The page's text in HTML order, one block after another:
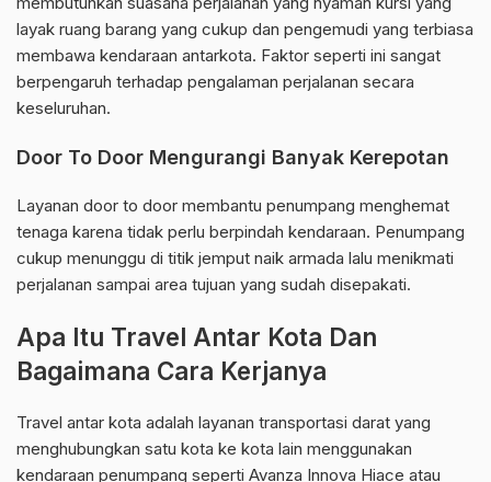
layak ruang barang yang cukup dan pengemudi yang terbiasa
membawa kendaraan antarkota. Faktor seperti ini sangat
berpengaruh terhadap pengalaman perjalanan secara
keseluruhan.
Door To Door Mengurangi Banyak Kerepotan
Layanan door to door membantu penumpang menghemat
tenaga karena tidak perlu berpindah kendaraan. Penumpang
cukup menunggu di titik jemput naik armada lalu menikmati
perjalanan sampai area tujuan yang sudah disepakati.
Apa Itu Travel Antar Kota Dan
Bagaimana Cara Kerjanya
Travel antar kota adalah layanan transportasi darat yang
menghubungkan satu kota ke kota lain menggunakan
kendaraan penumpang seperti Avanza Innova Hiace atau